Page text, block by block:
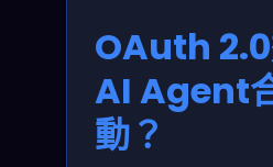
OAuth
AI Agent
動？